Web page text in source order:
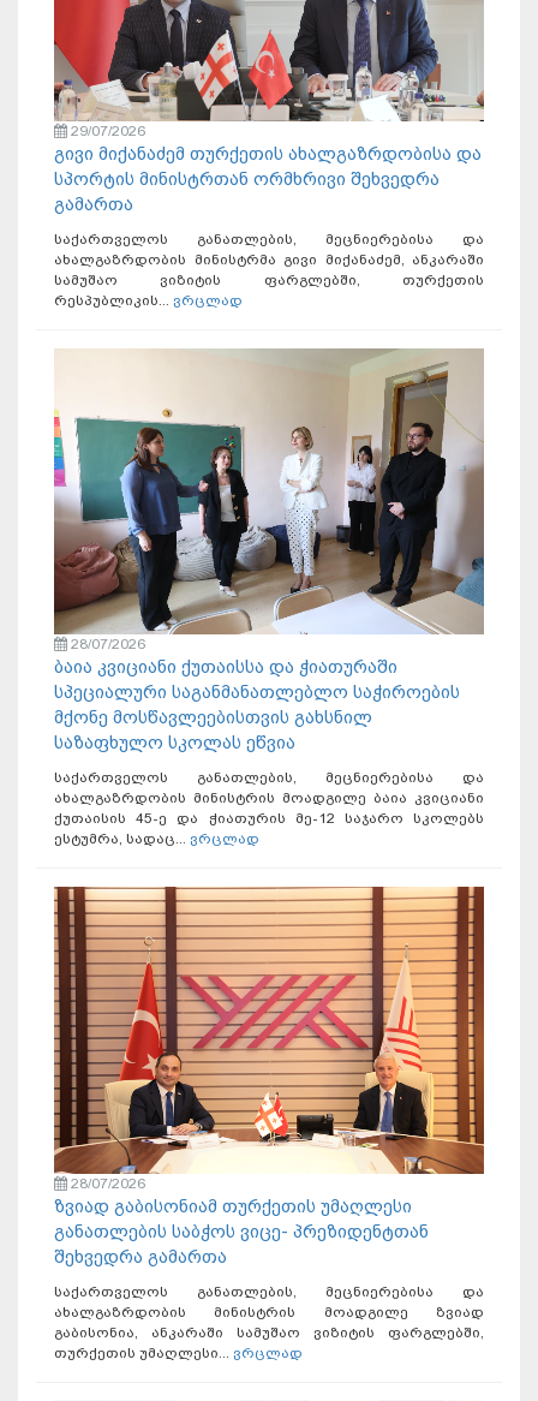
29/07/2026
გივი მიქანაძემ თურქეთის ახალგაზრდობისა და
სპორტის მინისტრთან ორმხრივი შეხვედრა
გამართა
საქართველოს განათლების, მეცნიერებისა და
ახალგაზრდობის მინისტრმა გივი მიქანაძემ, ანკარაში
სამუშაო ვიზიტის ფარგლებში, თურქეთის
რესპუბლიკის... ვრცლად
28/07/2026
ბაია კვიციანი ქუთაისსა და ჭიათურაში
სპეციალური საგანმანათლებლო საჭიროების
მქონე მოსწავლეებისთვის გახსნილ
საზაფხულო სკოლას ეწვია
საქართველოს განათლების, მეცნიერებისა და
ახალგაზრდობის მინისტრის მოადგილე ბაია კვიციანი
ქუთაისის 45-ე და ჭიათურის მე-12 საჯარო სკოლებს
ესტუმრა, სადაც... ვრცლად
28/07/2026
ზვიად გაბისონიამ თურქეთის უმაღლესი
განათლების საბჭოს ვიცე- პრეზიდენტთან
შეხვედრა გამართა
საქართველოს განათლების, მეცნიერებისა და
ახალგაზრდობის მინისტრის მოადგილე ზვიად
გაბისონია, ანკარაში სამუშაო ვიზიტის ფარგლებში,
თურქეთის უმაღლესი... ვრცლად